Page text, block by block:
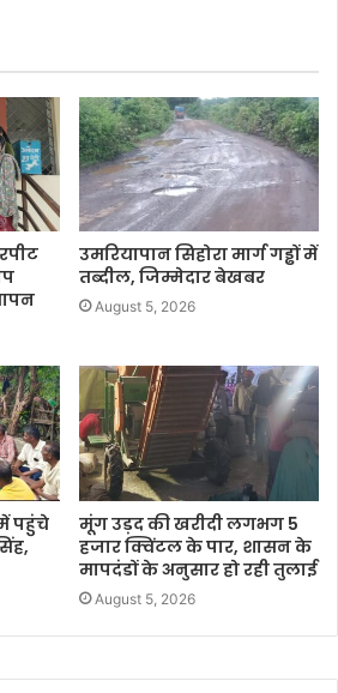
उमरियापान सिहोरा मार्ग गड्ढों में
तब्दील, जिम्मेदार बेखबर
August 5, 2026
पहुंचे
मूंग उड़द की खरीदी लगभग 5
हजार क्विंटल के पार, शासन के
मापदंडों के अनुसार हो रही तुलाई
August 5, 2026